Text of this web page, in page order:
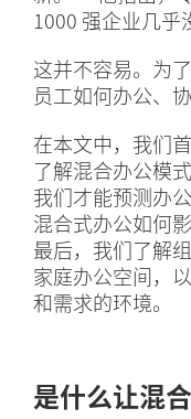
1000 强企业几乎
这并不容易。为
员工如何办公、
在本文中，我们
了解混合办公模
我们才能预测办
混合式办公如何
最后，我们了解
家庭办公空间，
和需求的环境。
是什么让混